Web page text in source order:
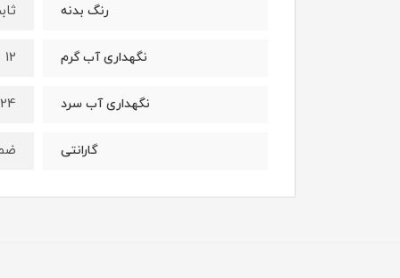
رنگ بدنه
نگهداری آب گرم 12 ساعت
نگهداری آب سرد 24 ساعت
گارانتی